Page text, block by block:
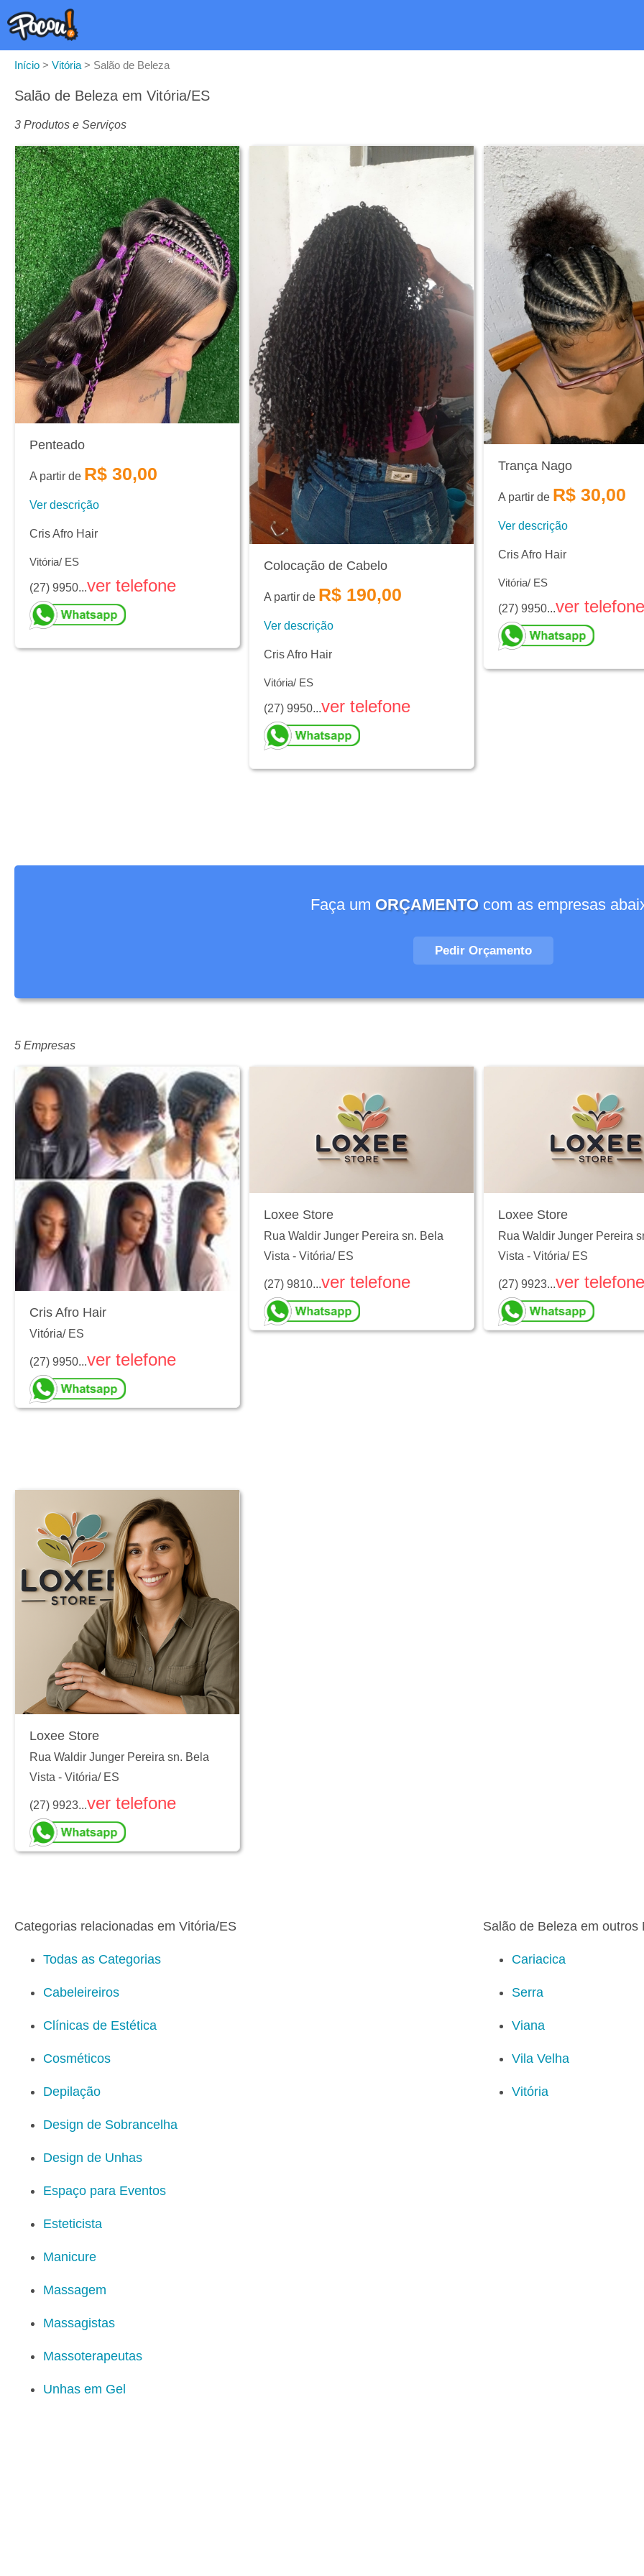
Início > Vitória > Salão de Beleza
Salão de Beleza em Vitória/ES
3 Produtos e Serviços
Penteado
A partir de R$ 30,00
Ver descrição
Cris Afro Hair
Vitória/ ES
(27) 9950...ver telefone
Colocação de Cabelo
A partir de R$ 190,00
Ver descrição
Cris Afro Hair
Vitória/ ES
(27) 9950...ver telefone
Trança Nago
A partir de R$ 30,00
Ver descrição
Cris Afro Hair
Vitória/ ES
(27) 9950...ver telefone
Faça um ORÇAMENTOcom as empresas
Pedir Orçamento
5 Empresas
Cris Afro Hair
Vitória/ ES
(27) 9950...ver telefone
Loxee Store
Rua Waldir Junger Pereira sn. Bela
Vista - Vitória/ ES
(27) 9810...ver telefone
Loxee Store
Rua Waldir Junger Pereira
Vista - Vitória/ ES
(27) 9923...ver telefone
Loxee Store
Rua Waldir Junger Pereira sn. Bela
Vista - Vitória/ ES
(27) 9923...ver telefone
Categorias relacionadas em Vitória/ES
Todas as Categorias
Cabeleireiros
Clínicas de Estética
Cosméticos
Depilação
Design de Sobrancelha
Design de Unhas
Espaço para Eventos
Esteticista
Manicure
Massagem
Massagistas
Massoterapeutas
Unhas em Gel
Salão de Beleza em outros
Cariacica
Serra
Viana
Vila Velha
Vitória